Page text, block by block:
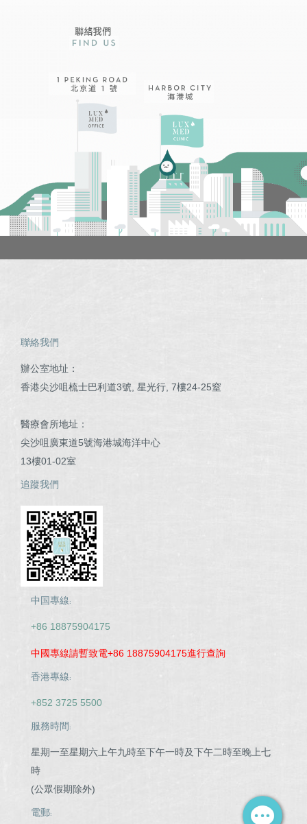
聯絡我們
辦公室地址：
香港尖沙咀梳士巴利道3號, 星光行, 7樓24-25窒
醫療會所地址：
尖沙咀廣東道5號海港城海洋中心
13樓01-02室
追蹤我們
中国專線:
+86 18875904175
中國專線請暫致電+86 18875904175進行查詢
香港專線:
+852 3725 5500
服務時間:
星期一至星期六上午九時至下午一時及下午二時至晚上七
時
(公眾假期除外)
電郵: